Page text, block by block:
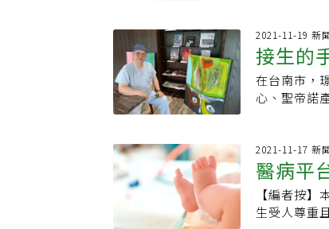
樂人生。責
於長庚大學
經營已有
談。「77老
類的「網紅
大的子宮肌
痛，此時須
性或壞死，
若是採取剖
經期間出血
因，但若經
難。婦產科
定期觀察
太會變大，
展，也尊重
軒心中種下
「唸不唸書
春正狂的歲
更多發展，
涯，讓蘇軒
手地教，醫
你面前，
很喜歡「沒
分有1項以
道鬆弛及老
步時會漏尿
弛感或不夠
快◎常常急
莖進出陰道
挑起後，私
物，只要
擇補充荷爾
2021-11-19 新
接生的
用「美
在台南市，
心、聖帝諾
館，讓求診
跌宕，宛如
為南瀛醫界
一代，已
時，也先借
2021-11-17 新
醫病平
動 進而
【編者按
生受人尊重